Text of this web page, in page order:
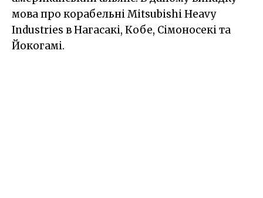
мова про корабельні Mitsubishi Heavy
Industries в Нагасакі, Кобе, Сімоносекі та
Йокогамі.